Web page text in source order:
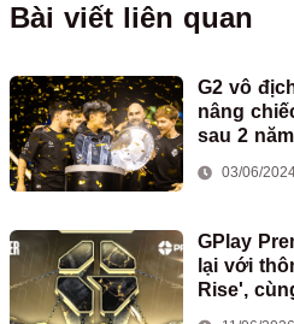
Bài viết liên quan
G2 vô
nâng
sau 2 năm
03/06/
GPlay
lại với
Rise',